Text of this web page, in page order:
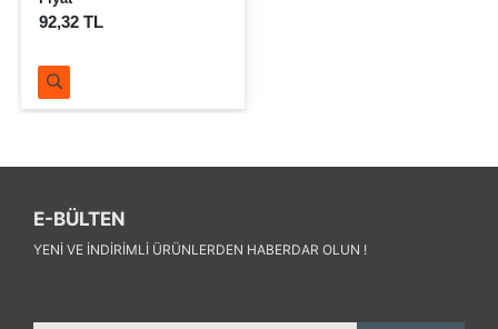
92,32 TL
E-BÜLTEN
YENI VE INDIRIMLI ÜRÜNLERDEN HABERDAR OLUN !